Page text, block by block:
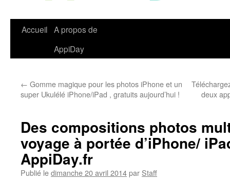
Accueil A propos de
AppiDay
← Gomme magique pour les photos iPhone et un
super Ukulélé iPhone/iPad , gratuits aujourd’hui !
deux
Des compositions photos
voyage à portée d’iPhone/
AppiDay.fr
Publié ledimanche 20 avril 2014par Staff